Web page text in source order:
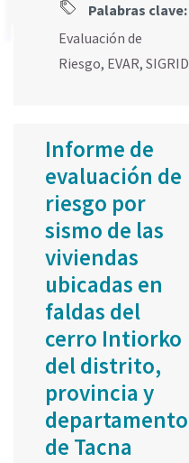
Palabras clave:
Evaluación de
Riesgo, EVAR, SIGRID
Informe de
evaluación de
riesgo por
sismo de las
viviendas
ubicadas en
faldas del
cerro Intiorko
del distrito,
provincia y
departamento
de Tacna